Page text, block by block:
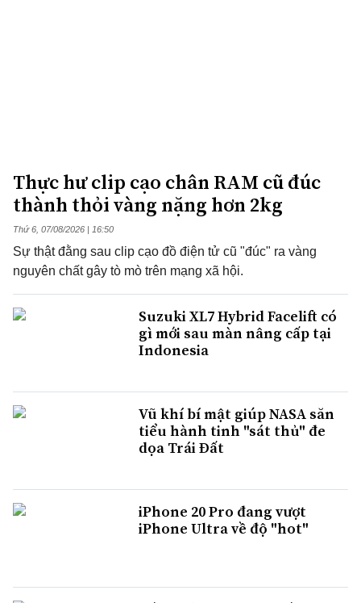
Thực hư clip cạo chân RAM cũ đúc
thành thỏi vàng nặng hơn 2kg
Thứ 6, 07/08/2026 | 16:50
Sự thật đằng sau clip cạo đồ điện tử cũ "đúc" ra vàng
nguyên chất gây tò mò trên mạng xã hội.
Suzuki XL7 Hybrid Facelift có
gì mới sau màn nâng cấp tại
Indonesia
Vũ khí bí mật giúp NASA săn
tiểu hành tinh "sát thủ" đe
dọa Trái Đất
iPhone 20 Pro đang vượt
iPhone Ultra về độ "hot"